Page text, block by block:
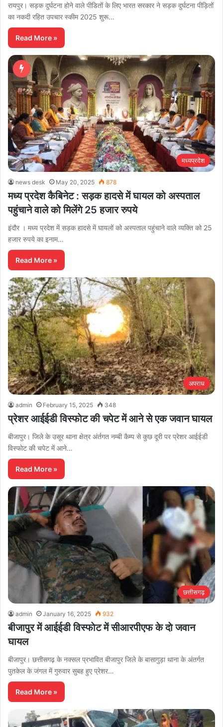
रायपुर। सड़क दुर्घटना होने वाले पीडितों के लिए भारत सरकार ने सड़क दुर्घटना पीड़ितों
का नकदी रहित उपचार स्कीम 2025 शुरू…
Read More »
मध्यप्रदेश
news desk May 20, 2025 878
मध्य प्रदेश कैबिनेट : सड़क हादसे में घायल को अस्पताल
पहुंचाने वाले को मिलेंगे 25 हजार रुपये
इंदौर । मध्य प्रदेश में सड़क हादसे में घायलों को अस्पताल पहुंचाने वाले व्यक्ति को 25
हजार रुपये का इनाम…
Read More »
अपराध
admin February 15, 2025 348
प्रेशर आईईडी विस्फाेट की चपेट में आने से एक जवान घायल
बीजापुर। जिले के उसूर थाना क्षेत्र अंर्तगत नम्बी कैम्प से कुछ दूरी पर प्रेशर आईईडी
विस्फाेट की चपेट में आने…
Read More »
छत्तीसगढ़
admin January 16, 2025 932
बीजापुर में आईईडी विस्फाेट में सीआरपीएफ के दाे जवान
घायल
बीजापुर। छत्तीसगढ़ के नक्सल प्रभावित बीजापुर जिले के बासागुड़ा थाना के अंतर्गत
पुतकेल के जंगल में गुरुवार सुबह हुए प्रेशर…
Read More »